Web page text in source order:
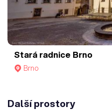
Stará radnice Brno
Brno
Další prostory